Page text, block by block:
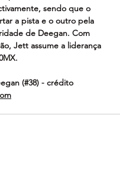
sendo que o
a pista e o outro pela
de Deegan. Com
Jett assume a liderança
(#38) - crédito